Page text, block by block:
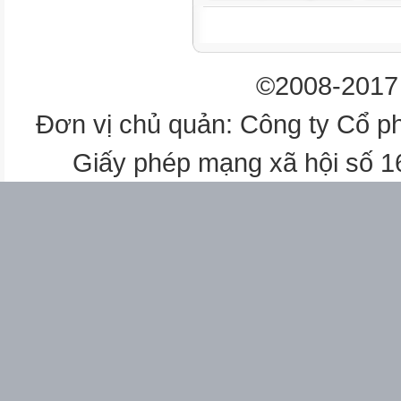
Giải quyết vấn đề toán học.
3. Phẩm chất
©2008-
Đơn vị chủ quản: Công ty Cổ
Giấy phép mạng xã hội số